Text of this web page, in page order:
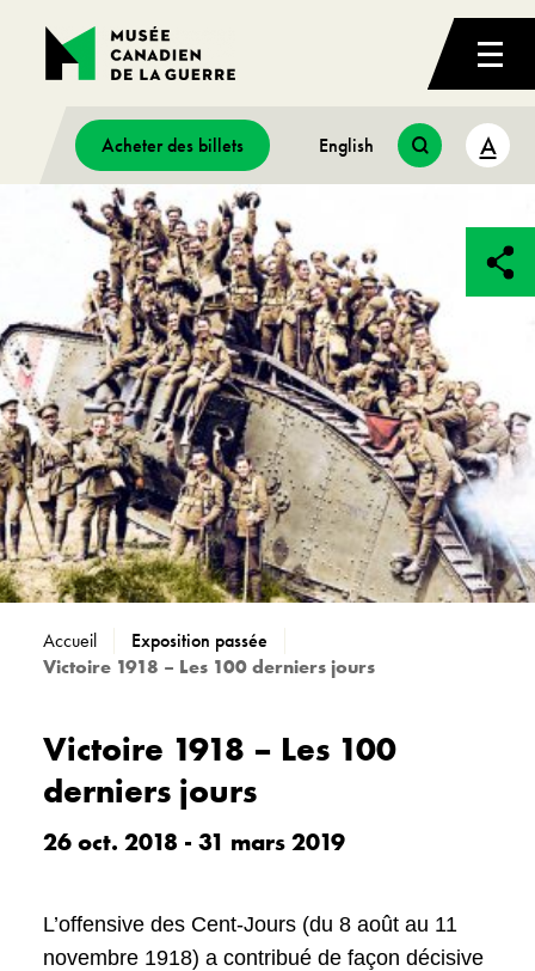
Acheter des billets English A
Accueil
Exposition passée
Victoire 1918 – Les 100 derniers jours
Victoire 1918 – Les 100
derniers jours
26 oct. 2018 - 31 mars 2019
L’offensive des Cent-Jours (du 8 août au 11
novembre 1918) a contribué de façon décisive